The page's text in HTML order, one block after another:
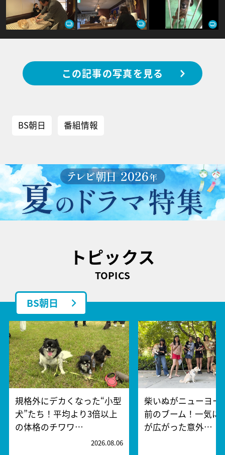
この記事の写真を見る
BS朝日 番組情報
トピックス
TOPICS
BS朝日
規格外にデカくなった“小型
犬”たち！平均より3倍以上
の体格のチワワ…
2026.08.06
柴いぬがニューヨー
前のブーム！一気に
が広がった意外…